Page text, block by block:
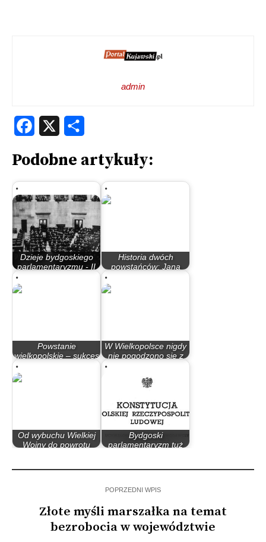
admin
Facebook
Podobne artykuły:
Dzieje bydgoskiego
parlamentaryzmu - II
Historia dwóch
powstańców: Jana
Gralaka i Jana Kujawy
Powstanie
wielkopolskie – sukces
W Wielkopolsce nigdy
nie pogodzono się z
Od wybuchu Wielkiej
Wojny do powrotu
Bydgoski
parlamentaryzm tuż
POPRZEDNI WPIS
Złote myśli marszałka na temat
bezrobocia w województwie